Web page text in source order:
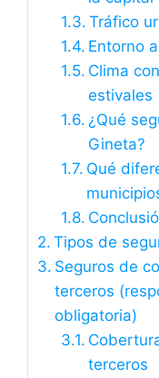
Tráfico
Entorno
Clima
estivales
¿Qué
Gineta?
Qué
Tipos de
Seguros de
terceros
obligatoria)
terceros